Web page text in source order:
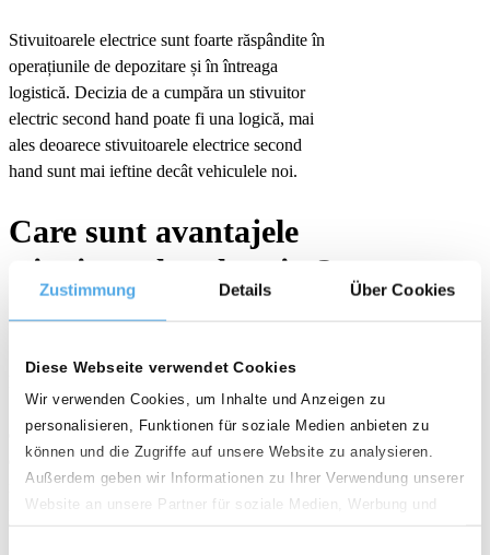
Zustimmung Details Über Cookies
Diese Webseite verwendet Cookies
Wir verwenden Cookies, um Inhalte und Anzeigen zu
personalisieren, Funktionen für soziale Medien anbieten zu
können und die Zugriffe auf unsere Website zu analysieren.
Außerdem geben wir Informationen zu Ihrer Verwendung unserer
Website an unsere Partner für soziale Medien, Werbung und
Analysen weiter. Unsere Partner führen diese Informationen
Stivuitoarele electrice sunt foarte răspândite în
operațiunile de depozitare și în întreaga
logistică. Decizia de a cumpăra un stivuitor
electric second hand poate fi una logică, mai
ales deoarece stivuitoarele electrice second
hand sunt mai ieftine decât vehiculele noi.
Care sunt avantajele
stivuitoarelor electrice?
done
Stivuitoarele electrice sunt deosebit de
ecologice, deoarece nu produc emisii sau gaze
de eșapament. Motorul este silențios, iar
nivelul de zgomot al stivuitorului electric este